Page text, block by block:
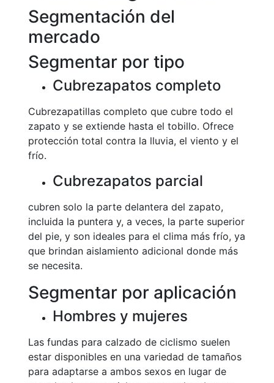
Segmentación del
mercado
Segmentar por tipo
Cubrezapatos completo
Cubrezapatillas completo que cubre todo el
zapato y se extiende hasta el tobillo. Ofrece
protección total contra la lluvia, el viento y el
frío.
Cubrezapatos parcial
cubren solo la parte delantera del zapato,
incluida la puntera y, a veces, la parte superior
del pie, y son ideales para el clima más frío, ya
que brindan aislamiento adicional donde más
se necesita.
Segmentar por aplicación
Hombres y mujeres
Las fundas para calzado de ciclismo suelen
estar disponibles en una variedad de tamaños
para adaptarse a ambos sexos en lugar de